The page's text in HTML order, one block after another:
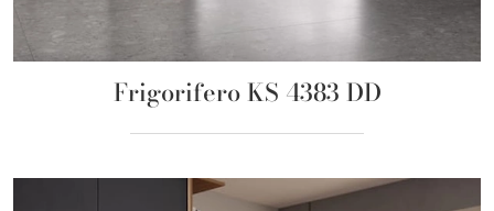
Frigorifero KS 4383 DD